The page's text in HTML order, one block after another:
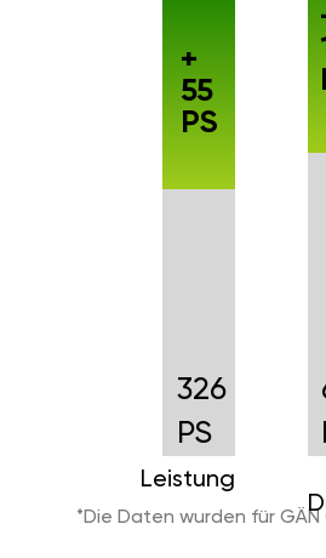
326
PS
Leistung
+
55
PS
*Die Daten wurden für